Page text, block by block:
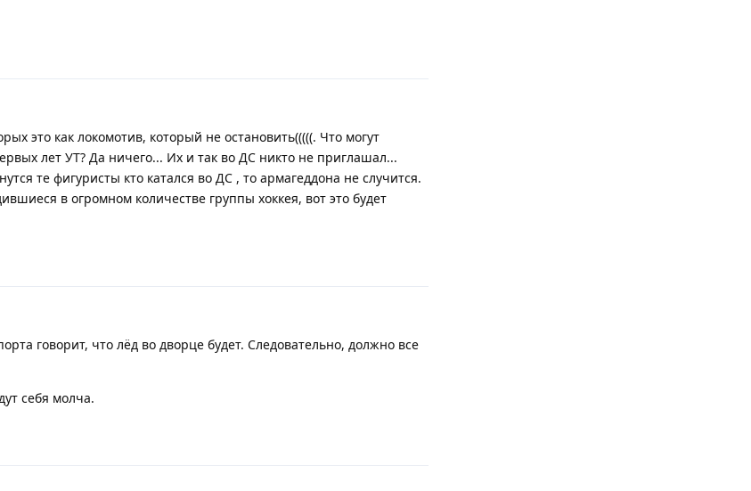
это как локомотив, который не остановить(((((. Что могут
лет УТ? Да ничего... Их и так во ДС никто не приглашал...
те фигуристы кто катался во ДС , то армагеддона не случится.
в огромном количестве группы хоккея, вот это будет
говорит, что лёд во дворце будет. Следовательно, должно все
себя молча.